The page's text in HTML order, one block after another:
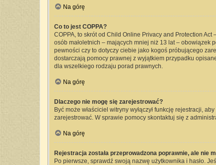
Na górę
Co to jest COPPA?
COPPA, to skrót od Child Online Privacy and Protection
osób małoletnich – mających mniej niż 13 lat –
pewności czy to dotyczy ciebie jako kogoś próbującego
dostarczają pomocy prawnej z wyjątkiem przypadku
dla wszelkiego rodzaju porad prawnych.
Na górę
Dlaczego nie mogę się zarejestrować?
Być może właściciel witryny wyłączył funkcję rejestracji,
zarejestrować. W sprawie pomocy skontaktuj się z
Na górę
Rejestracja została przeprowadzona poprawnie, ale nie
Po pierwsze, sprawdź swoją nazwę użytkownika i hasło.